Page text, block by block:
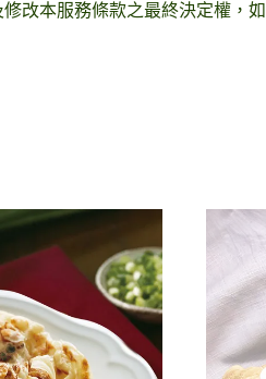
改本服務條款之最終決定權，